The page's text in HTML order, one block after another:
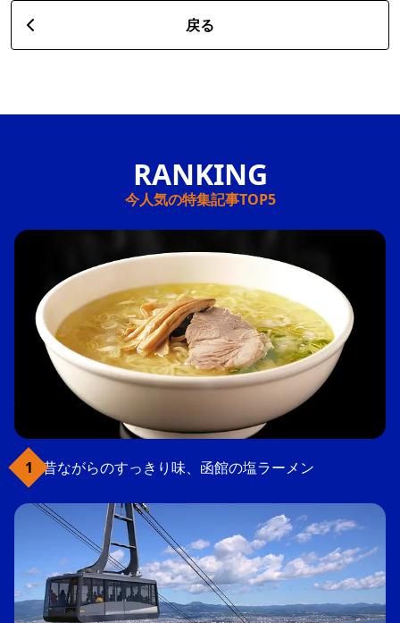
戻る
今人気の特集記事TOP5
昔ながらのすっきり味、函館の塩ラーメン